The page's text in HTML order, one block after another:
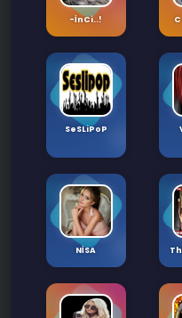
✉️
-İnCi..!
SeSLiPoP
NİSA